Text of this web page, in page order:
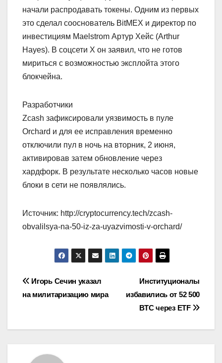
начали распродавать токены. Одним из первых
это сделал сооснователь BitMEX и директор по
инвестициям Maelstrom Артур Хейс (Arthur
Hayes). В соцсети Х он заявил, что не готов
мириться с возможностью эксплойта этого
блокчейна.
Разработчики
Zcash зафиксировали уязвимость в пуле
Orchard и для ее исправления временно
отключили пул в ночь на вторник, 2 июня,
активировав затем обновление через
хардфорк. В результате несколько часов новые
блоки в сети не появлялись.
Источник: http://cryptocurrency.tech/zcash-
obvalilsya-na-50-iz-za-uyazvimosti-v-orchard/
Навигация
записям
Институционалы
избавились от 52 500
BTC через ETF
Игорь Сечин указал
на милитаризацию мира